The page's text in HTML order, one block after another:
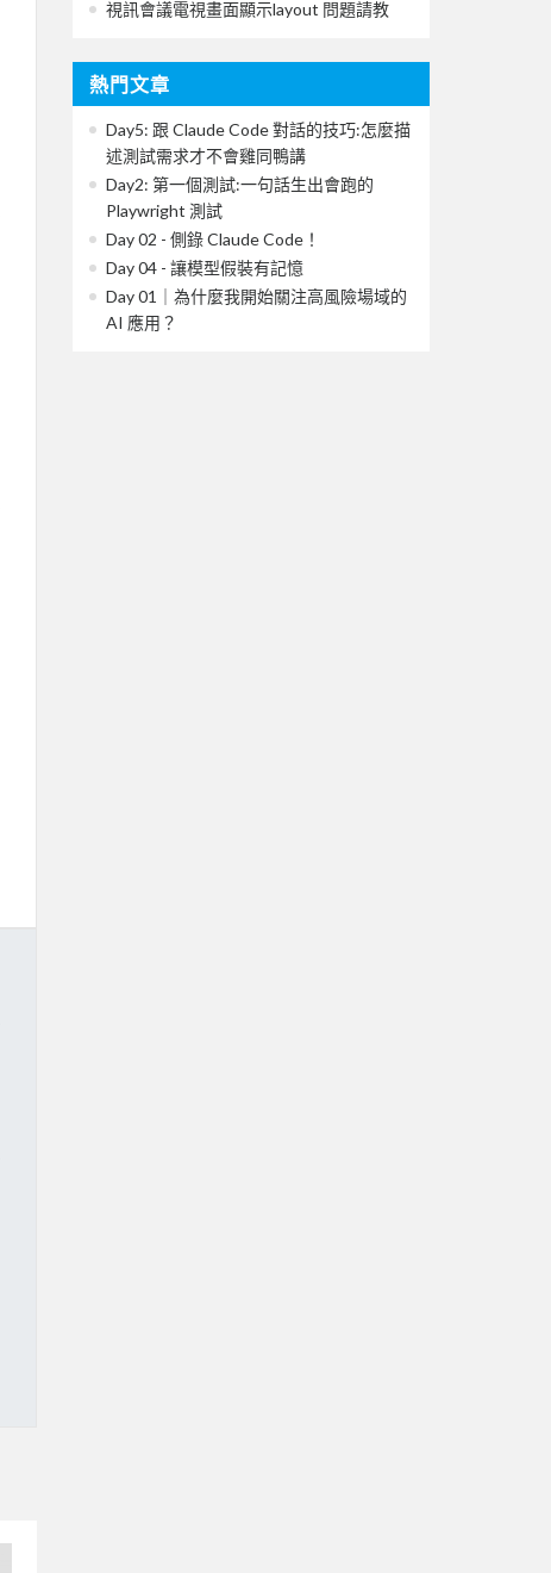
視訊會議電視畫面顯示layout 問題請教
熱門文章
Day5: 跟 Claude Code 對話的技巧:怎麼描
述測試需求才不會雞同鴨講
Day2: 第一個測試:一句話生出會跑的
Playwright 測試
Day 02 - 側錄 Claude Code！
Day 04 - 讓模型假裝有記憶
Day 01｜為什麼我開始關注高風險場域的
AI 應用？